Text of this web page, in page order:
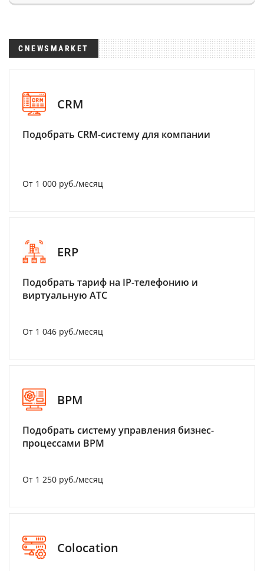
CNEWSMARKET
CRM
Подобрать CRM-систему для компании
От 1 000 руб./месяц
ERP
Подобрать тариф на IP-телефонию и
виртуальную АТС
От 1 046 руб./месяц
BPM
Подобрать систему управления бизнес-
процессами BPM
От 1 250 руб./месяц
Colocation